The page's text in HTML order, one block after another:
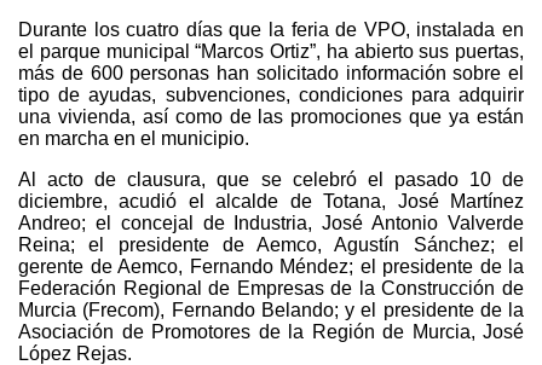
Durante los cuatro días que la feria de VPO, instalada en
el parque municipal “Marcos Ortiz”, ha abierto sus puertas,
más de 600 personas han solicitado información sobre el
tipo de ayudas, subvenciones, condiciones para adquirir
una vivienda, así como de las promociones que ya están
en marcha en el municipio.
Al acto de clausura, que se celebró el pasado 10 de
diciembre, acudió el alcalde de Totana, José Martínez
Andreo; el concejal de Industria, José Antonio Valverde
Reina; el presidente de Aemco, Agustín Sánchez; el
gerente de Aemco, Fernando Méndez; el presidente de la
Federación Regional de Empresas de la Construcción de
Murcia (Frecom), Fernando Belando; y el presidente de la
Asociación de Promotores de la Región de Murcia, José
López Rejas.